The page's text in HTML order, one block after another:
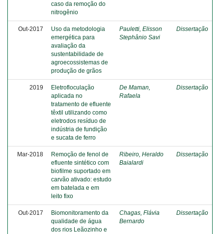
caso da remoção do
nitrogênio
Out-2017
Uso da metodologia
emergética para
avaliação da
sustentabilidade de
agroecossistemas de
produção de grãos
Pauletti, Elisson
Stephânio Savi
Dissertação
2019
Eletrofloculação
aplicada no
tratamento de efluente
têxtil utilizando como
eletrodos resíduo de
indústria de fundição
e sucata de ferro
De Maman,
Rafaela
Dissertação
Mar-2018
Remoção de fenol de
efluente sintético com
biofilme suportado em
carvão ativado: estudo
em batelada e em
leito fixo
Ribeiro, Heraldo
Baialardi
Dissertação
Out-2017
Biomonitoramento da
qualidade de água
dos rios Leãozinho e
Chagas, Flávia
Bernardo
Dissertação